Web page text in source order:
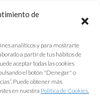
de
analíticos y para mostrarte
a partir de tus hábitos de
aceptar todas las cookies
el botón "Denegar" o
Puede obtener más
en nuestra Política de Cookies.
Cádiz